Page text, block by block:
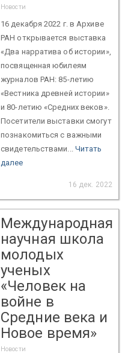
Новости
16 декабря 2022 г. в Архиве
РАН открывается выставка
«Два нарратива об истории»,
посвященная юбилеям
журналов РАН: 85-летию
«Вестника древней истории»
и 80-летию «Средних веков».
Посетители выставки смогут
познакомиться с важными
свидетельствами... Читать
далее
16 дек. 2022
Международная
научная школа
молодых
ученых
«Человек на
войне в
Средние века и
Новое время»
Новости